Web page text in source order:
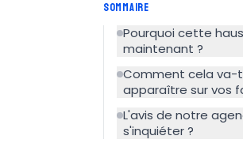
SOMMAIRE
Pourquoi cette
maintenant ?
Comment cela va-
apparaître sur vos
L'avis de notre
s'inquiéter ?